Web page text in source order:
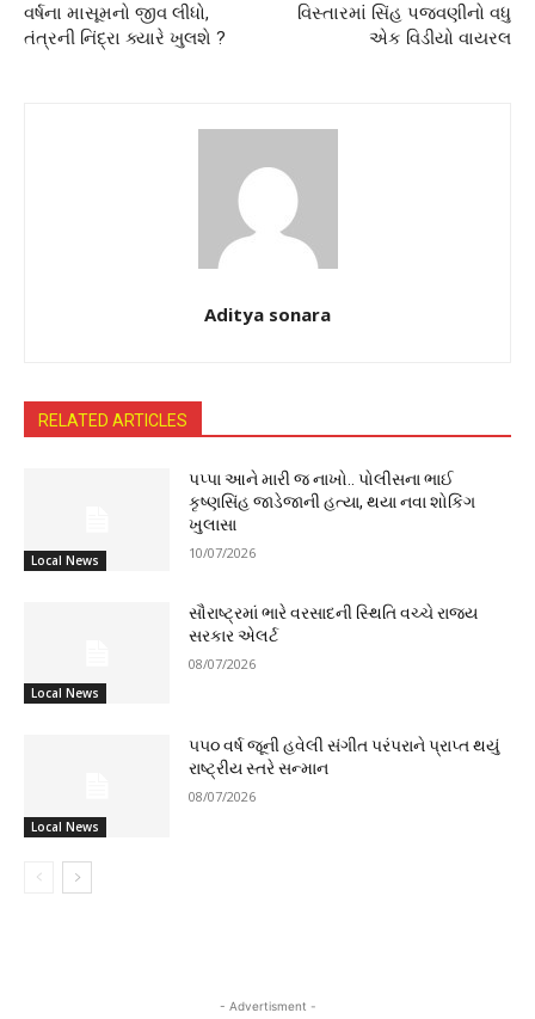
વર્ષના માસૂમનો જીવ લીધો,
તંત્રની નિંદ્રા ક્યારે ખુલશે ?
વિસ્તારમાં સિંહ પજવણીનો વધુ
એક વિડીયો વાયરલ
Aditya sonara
RELATED ARTICLES
Local News
પપ્પા આને મારી જ નાખો.. પોલીસના ભાઈ
કૃષ્ણસિંહ જાડેજાની હત્યા, થયા નવા શોકિંગ
ખુલાસા
10/07/2026
Local News
સૌરાષ્ટ્રમાં ભારે વરસાદની સ્થિતિ વચ્ચે રાજ્ય
સરકાર એલર્ટ
08/07/2026
Local News
૫૫૦ વર્ષ જૂની હવેલી સંગીત પરંપરાને પ્રાપ્ત થયું
રાષ્ટ્રીય સ્તરે સન્માન
08/07/2026
- Advertisment -